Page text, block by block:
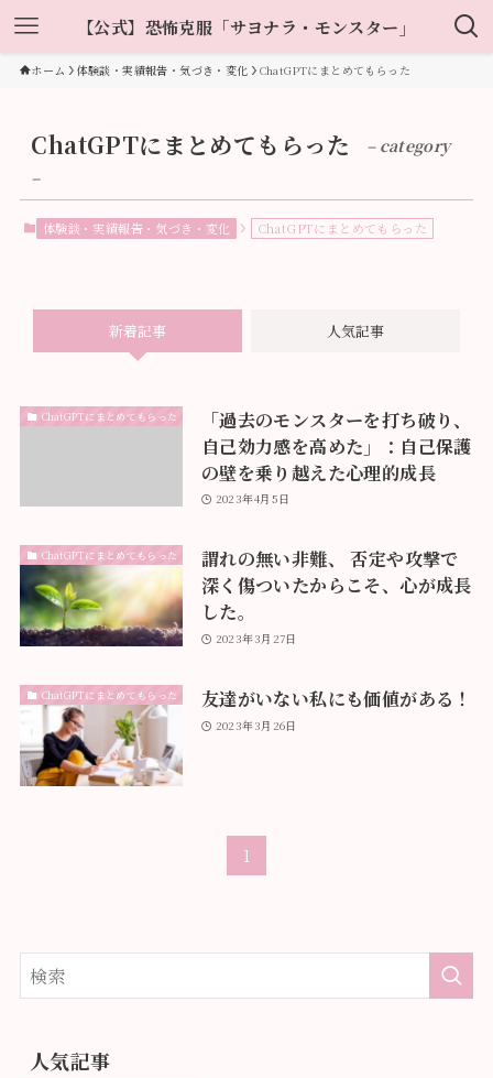
【公式】恐怖克服「サヨナラ・モンスター」
ホーム 体験談・実績報告・気づき・変化 ChatGPTにまとめてもらった
ChatGPTにまとめてもらった
– category
–
体験談・実績報告・気づき・変化 ChatGPTにまとめてもらった
新着記事 人気記事
ChatGPTにまとめてもらった
「過去のモンスターを打ち破り、
自己効力感を高めた」：自己保護
の壁を乗り越えた心理的成長
2023年4月5日
ChatGPTにまとめてもらった
謂れの無い非難、 否定や攻撃で
深く傷ついたからこそ、心が成長
した。
2023年3月27日
ChatGPTにまとめてもらった 友達がいない私にも価値がある！
2023年3月26日
1
人気記事